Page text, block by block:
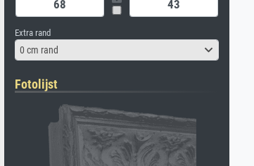
Extra rand
0 cm rand
Fotolijst